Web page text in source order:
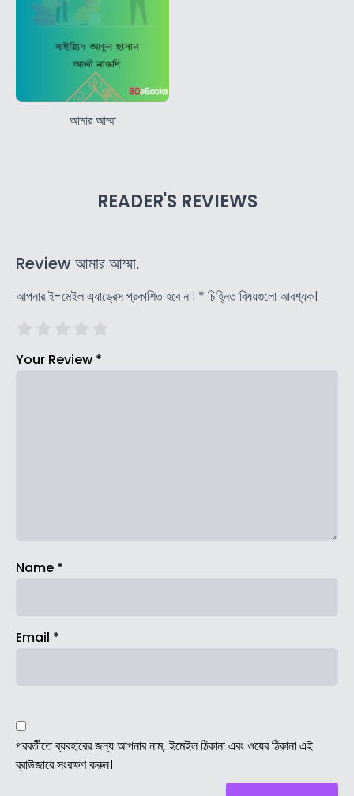
আমার আম্মা
READER'S REVIEWS
Review আমার আম্মা.
আপনার ই-মেইল এ্যাড্রেস প্রকাশিত হবে না। * চিহ্নিত বিষয়গুলো আবশ্যক।
Your Review *
Name *
Email *
পরবর্তীতে ব্যবহারের জন্য আপনার নাম, ইমেইল ঠিকানা এবং ওয়েব ঠিকানা এই
ব্রাউজারে সংরক্ষণ করুন।